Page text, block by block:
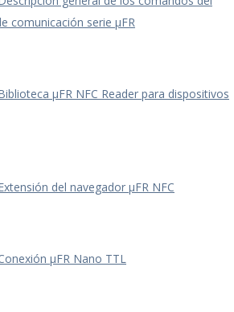
comunicación serie μFR
μFR NFC Reader para dispositivos
del navegador μFR NFC
μFR Nano TTL